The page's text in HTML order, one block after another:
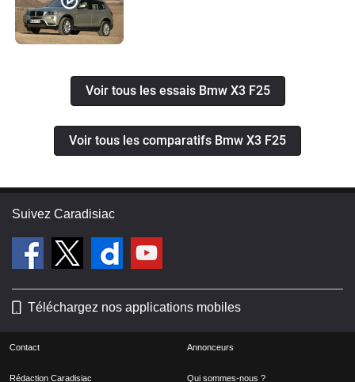
Voir tous les essais Bmw X3 F25
Voir tous les comparatifs Bmw X3 F25
Suivez Caradisiac
Téléchargez nos applications mobiles
Contact Annonceurs
Rédaction Caradisiac Qui sommes-nous ?